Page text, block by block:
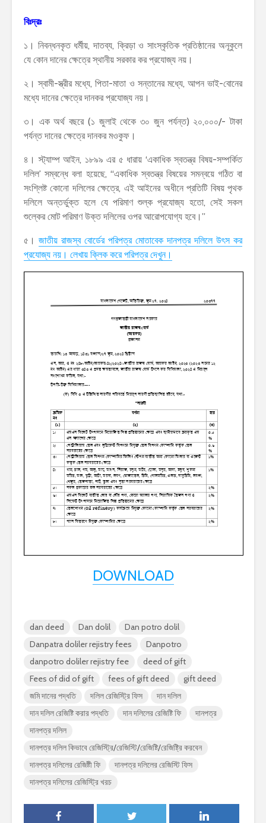
বিঃদ্রঃ
১। নিবন্ধনকৃত ধর্মীয়, দাতব্য, ক্রিড়া ও সাংস্কৃতিক প্রতিষ্ঠানের অনূকুলে
যে কোন দানের ক্ষেত্রে স্থানীয় সরকার কর প্রযোজ্য নয়।
২। স্বামী-স্ত্রীর মধ্যে, পিতা-মাতা ও সন্তানের মধ্যে, আপন ভাই-বোনের
মধ্যে দানের ক্ষেত্রে দানকর প্রযোজ্য নয়।
৩। এক অর্থ বছরে (১ জুলাই থেকে ৩০ জুন পর্যন্ত) ২০,০০০/- টাকা
পর্যন্ত দানের ক্ষেত্রে দানকর মওকুফ।
৪। স্ট্যাম্প আইন, ১৮৯৯ এর ৫ ধারায় ‘একাধিক স্বতন্ত্র বিষয়-সম্পর্কিত
দলিল’ সম্বন্ধে বলা হয়েছে, “একাধিক স্বতন্ত্র বিষয়ের সমন্বয়ে গঠিত বা
সংশ্লিষ্ট কোনো দলিলের ক্ষেত্রে, এই আইনের অধীনে প্রতিটি বিষয় পৃথক
দলিলে অন্তর্ভুক্ত হলে যে পরিমাণ শুল্ক প্রযোজ্য হতো, সেই সকল
শুল্কের মোট পরিমাণ উক্ত দলিলের ওপর আরোপযোগ্য হবে।”
৫। জাতীয় রাজস্ব বোর্ডের পরিপত্র মোতাবেক দানপত্র দলিলে উৎস কর
প্রযোজ্য নয়। লেখায় ক্লিক করে পরিপত্র দেখুন।
DOWNLOAD
dan deed Dan dolil
Dan potro dolil
Danpatra doliler rejistry fees
Danpotro
danpotro doliler rejistry fee
deed of gift
Fees of did of gift
fees of gift deed
gift deed
জমি দানের পদ্ধতি
দলিল রেজিস্ট্রি ফিস
দান দলিল
দান দলিল রেজিষ্টি করার পদ্ধতি
দান দলিলের রেজিষ্টি ফি
দানপত্র
দানপত্র দলিল
দানপত্র দলিল কিভাবে রেজিস্ট্রি/রেজিস্টি/রেজিষ্টি/রেজিষ্ট্রি করবেন
দানপত্র দলিলের রেজিষ্টী ফি
দানপত্র দলিলের রেজিস্টি ফিস
দানপত্র দলিলের রেজিস্ট্রি খরচ